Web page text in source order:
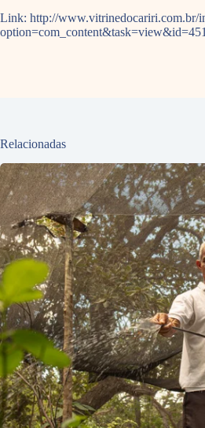
Link: http://www.vitrinedocariri.com.br/
Relacionadas